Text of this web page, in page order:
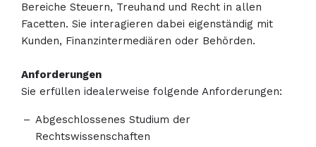
Bereiche Steuern, Treuhand und Recht in allen
Facetten. Sie interagieren dabei eigenständig mit
Kunden, Finanzintermediären oder Behörden.
Anforderungen
Sie erfüllen idealerweise folgende Anforderungen:
Abgeschlossenes Studium der
Rechtswissenschaften